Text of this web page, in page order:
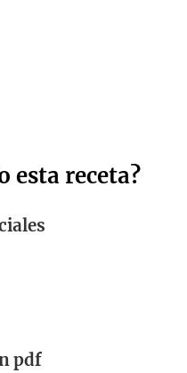
esta receta?
pdf